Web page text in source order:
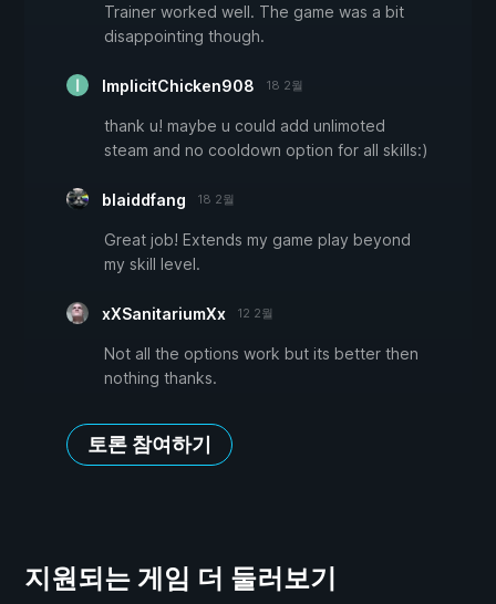
Trainer worked well. The game was a bit
disappointing though.
ImplicitChicken908 18 2월
thank u! maybe u could add unlimoted
steam and no cooldown option for all skills:)
blaiddfang 18 2월
Great job! Extends my game play beyond
my skill level.
xXSanitariumXx 12 2월
Not all the options work but its better then
nothing thanks.
토론 참여하기
지원되는 게임 더 둘러보기